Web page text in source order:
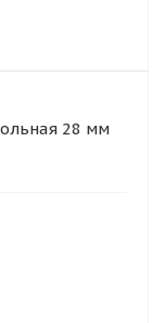
28 мм